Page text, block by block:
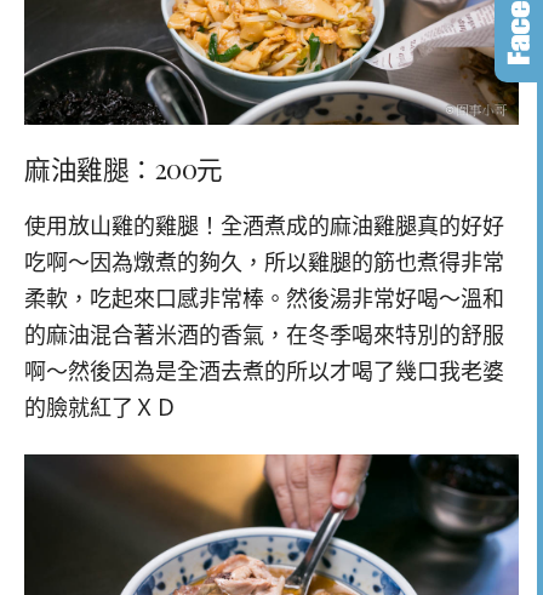
麻油雞腿：200元
使用放山雞的雞腿！全酒煮成的麻油雞腿真的好好
吃啊～因為燉煮的夠久，所以雞腿的筋也煮得非常
柔軟，吃起來口感非常棒。然後湯非常好喝～溫和
的麻油混合著米酒的香氣，在冬季喝來特別的舒服
啊～然後因為是全酒去煮的所以才喝了幾口我老婆
的臉就紅了ＸＤ